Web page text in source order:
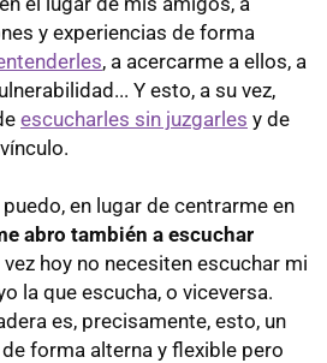
y experiencias de forma
, a acercarme a ellos, a
Y esto, a su vez,
escucharles sin juzgarles y de
en lugar de centrarme en
abro también a escuchar
vez hoy no necesiten escuchar mi
la que escucha, o viceversa.
es, precisamente, esto, un
forma alterna y flexible pero